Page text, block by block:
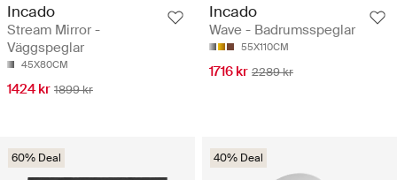
Incado
Stream Mirror -
Väggspeglar
45X80CM
1424 kr 1899 kr
Incado
Wave - Badrumsspeglar
55X110CM
1716 kr 2289 kr
60% Deal 40% Deal